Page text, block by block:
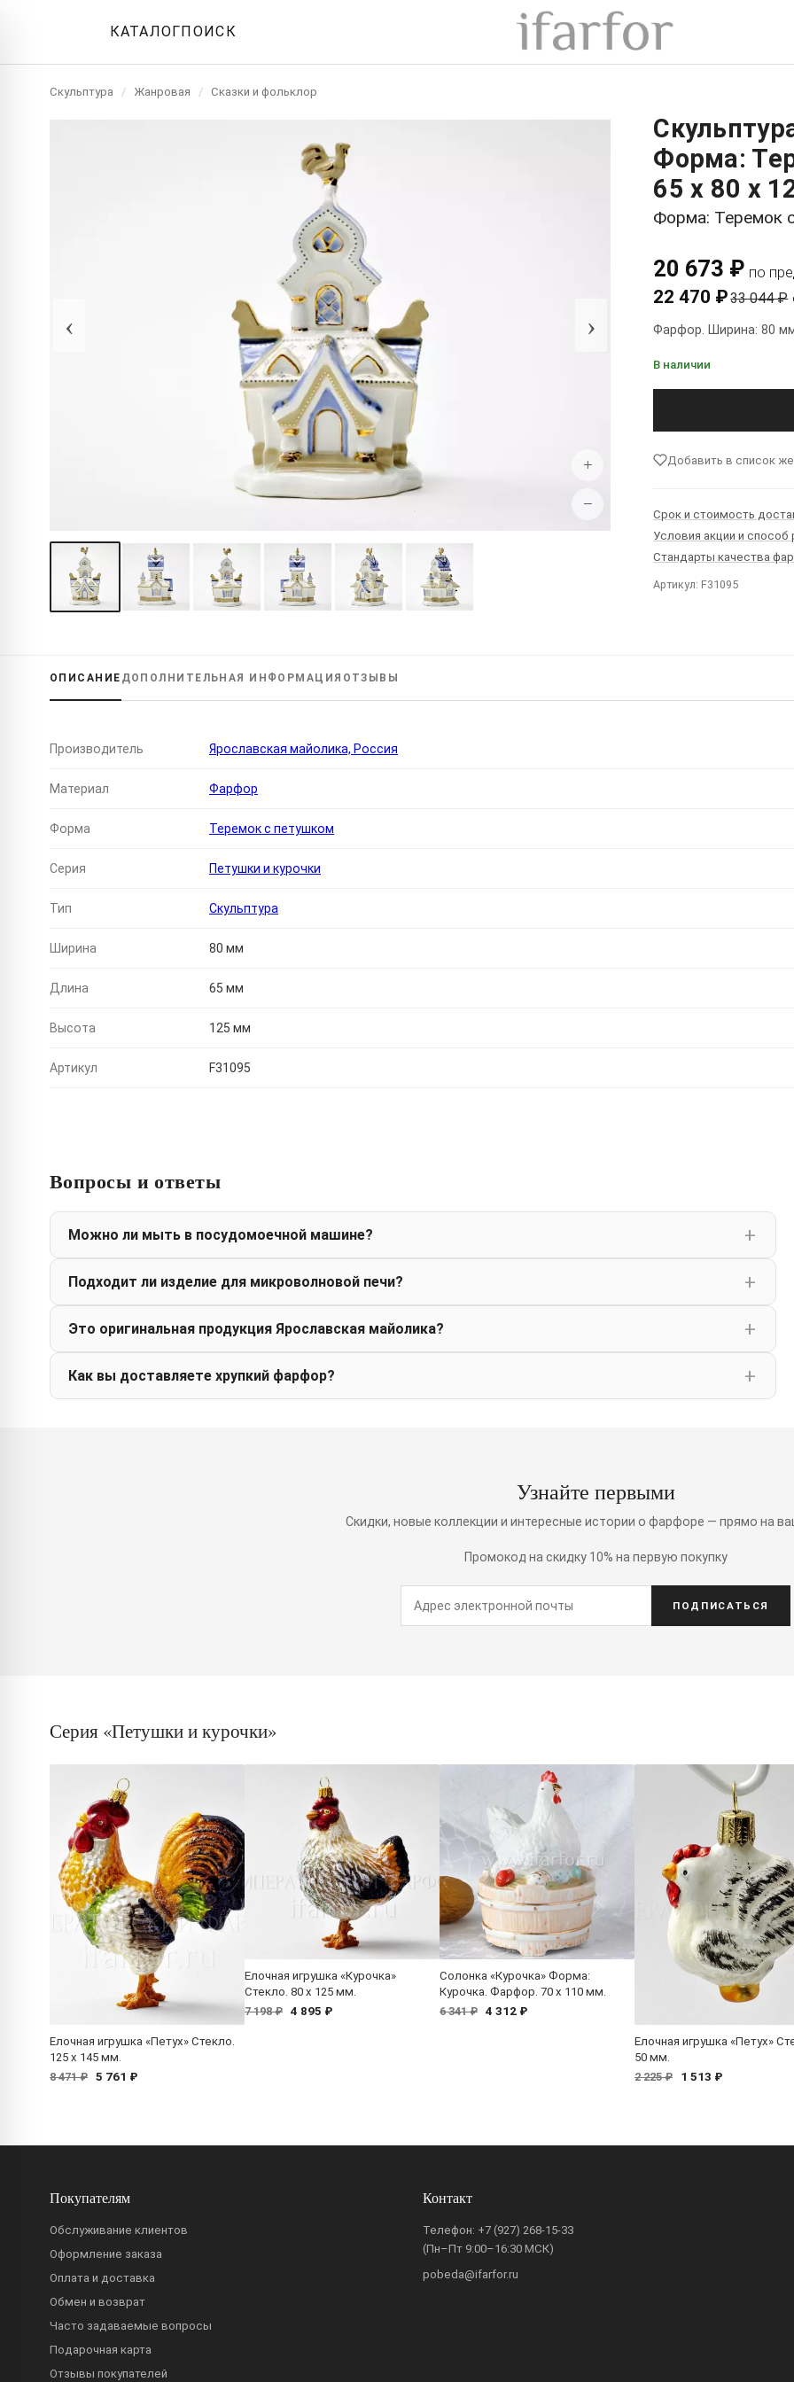
КАТАЛОГПОИСК
Скульптура / Жанровая / Сказки и фольклор
‹ ›
+
−
Форма:
65 x 80 x
Форма: Теремок
20 673 ₽ по
22 470 ₽33 044 ₽
Фарфор. Ширина: 80
В наличии
Добавить в список
Срок и стоимость
Условия акции и способ
Стандарты качества
Артикул: F31095
ОПИСАНИЕ ДОПОЛНИТЕЛЬНАЯ ИНФОРМАЦИЯ ОТЗЫВЫ
Производитель Ярославская майолика, Россия
Материал Фарфор
Форма Теремок с петушком
Серия Петушки и курочки
Тип Скульптура
Ширина 80 мм
Длина 65 мм
Высота 125 мм
Артикул F31095
Вопросы и ответы
Можно ли мыть в посудомоечной машине?
Подходит ли изделие для микроволновой печи?
Это оригинальная продукция Ярославская майолика?
Как вы доставляете хрупкий фарфор?
Узнайте первыми
Скидки, новые коллекции и интересные истории о фарфоре — прямо на
Промокод на скидку 10% на первую покупку
ПОДПИСАТЬСЯ
Серия «Петушки и курочки»
Елочная игрушка «Петух» Стекло.
125 x 145 мм.
8 471 ₽ 5 761 ₽
Елочная игрушка «Курочка»
Стекло. 80 x 125 мм.
7 198 ₽ 4 895 ₽
Солонка «Курочка» Форма:
Курочка. Фарфор. 70 x 110 мм.
6 341 ₽ 4 312 ₽
Елочная игрушка «Петух»
50 мм.
2 225 ₽
1 513 ₽
Покупателям
Обслуживание клиентов
Оформление заказа
Оплата и доставка
Обмен и возврат
Часто задаваемые вопросы
Подарочная карта
Отзывы покупателей
Контакт
Телефон: +7 (927) 268-15-33
(Пн–Пт 9:00–16:30 МСК)
pobeda@ifarfor.ru